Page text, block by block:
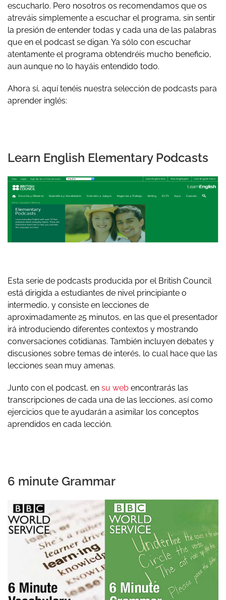
escucharlo. Pero nosotros os recomendamos que os
atreváis simplemente a escuchar el programa, sin sentir
la presión de entender todas y cada una de las palabras
que en el podcast se digan. Ya sólo con escuchar
atentamente el programa obtendréis mucho beneficio,
aun aunque no lo hayáis entendido todo.
Ahora sí, aquí tenéis nuestra selección de podcasts para
aprender inglés:
Learn English Elementary Podcasts
Esta serie de podcasts producida por el British Council
está dirigida a estudiantes de nivel principiante o
intermedio, y consiste en lecciones de
aproximadamente 25 minutos, en las que el presentador
irá introduciendo diferentes contextos y mostrando
conversaciones cotidianas. También incluyen debates y
discusiones sobre temas de interés, lo cual hace que las
lecciones sean muy amenas.
Junto con el podcast, en su web encontrarás las
transcripciones de cada una de las lecciones, así como
ejercicios que te ayudarán a asimilar los conceptos
aprendidos en cada lección.
6 minute Grammar